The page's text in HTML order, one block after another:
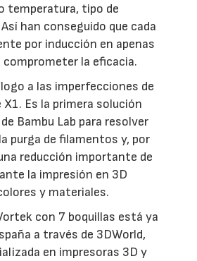
temperatura, tipo de
han conseguido que cada
por inducción en apenas
la eficacia.
a las imperfecciones de
Es la primera solución
Bambu Lab para resolver
purga de filamentos y, por
reducción importante de
la impresión en 3D
y materiales.
con 7 boquillas está ya
a través de 3DWorld,
en impresoras 3D y